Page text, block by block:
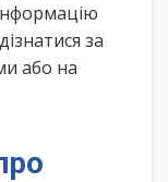
за
або на